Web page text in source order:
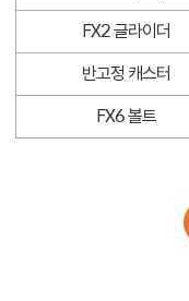
FX2 글라이더
반고정 캐스터
FX6 볼트